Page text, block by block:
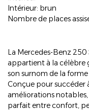
Intérieur: brun
Nombre de places
La Mercedes-Benz
appartient à la célèbre
son surnom de la
Conçue pour succéder
améliorations
parfait entre confort,